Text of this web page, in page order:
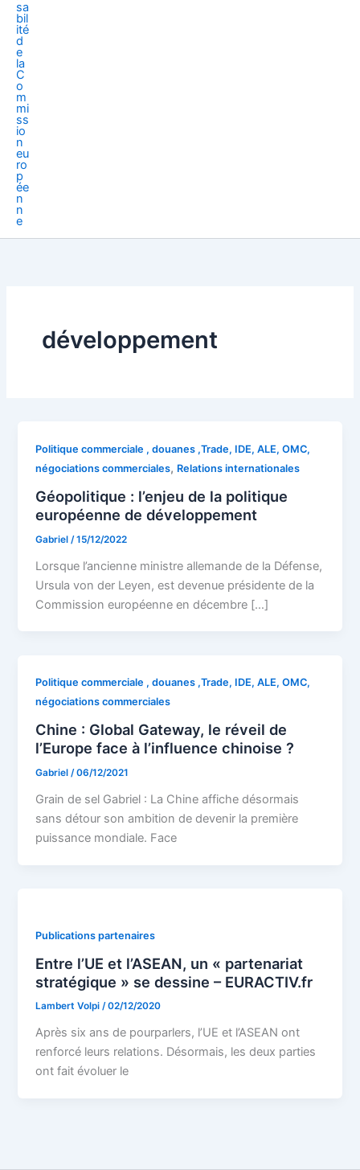
développement
Politique commerciale , douanes ,Trade, IDE, ALE, OMC,
négociations commerciales, Relations internationales
Géopolitique : l’enjeu de la politique
européenne de développement
Gabriel /15/12/2022
Lorsque l’ancienne ministre allemande de la Défense,
Ursula von der Leyen, est devenue présidente de la
Commission européenne en décembre […]
Politique commerciale , douanes ,Trade, IDE, ALE, OMC,
négociations commerciales
Chine : Global Gateway, le réveil de
l’Europe face à l’influence chinoise ?
Gabriel/06/12/2021
Grain de sel Gabriel : La Chine affiche désormais
sans détour son ambition de devenir la première
puissance mondiale. Face
Publications partenaires
Entre l’UE et l’ASEAN, un « partenariat
stratégique » se dessine – EURACTIV.fr
Lambert Volpi/02/12/2020
Après six ans de pourparlers, l’UE et l’ASEAN ont
renforcé leurs relations. Désormais, les deux parties
ont fait évoluer le